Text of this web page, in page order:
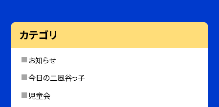
カテゴリ
お知らせ
今日の二風谷っ子
児童会